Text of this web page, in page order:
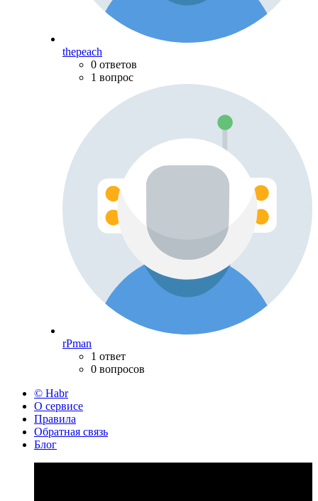
thepeach
0 ответов
1 вопрос
rPman
1 ответ
0 вопросов
© Habr
О сервисе
Правила
Обратная связь
Блог